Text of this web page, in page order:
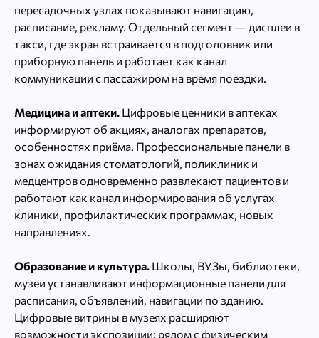
пересадочных узлах показывают навигацию,
расписание, рекламу. Отдельный сегмент — дисплеи в
такси, где экран встраивается в подголовник или
приборную панель и работает как канал
коммуникации с пассажиром на время поездки.
Медицина и аптеки. Цифровые ценники в аптеках
информируют об акциях, аналогах препаратов,
особенностях приёма. Профессиональные панели в
зонах ожидания стоматологий, поликлиник и
медцентров одновременно развлекают пациентов и
работают как канал информирования об услугах
клиники, профилактических программах, новых
направлениях.
Образование и культура. Школы, ВУЗы, библиотеки,
музеи устанавливают информационные панели для
расписания, объявлений, навигации по зданию.
Цифровые витрины в музеях расширяют
возможности экспозиции: рядом с физическим